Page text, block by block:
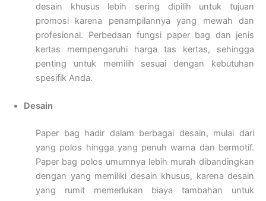
desain khusus lebih sering dipilih untuk tujuan
promosi karena penampilannya yang mewah dan
profesional. Perbedaan fungsi paper bag dan jenis
kertas mempengaruhi harga tas kertas, sehingga
penting untuk memilih sesuai dengan kebutuhan
spesifik Anda.
Desain
Paper bag hadir dalam berbagai desain, mulai dari
yang polos hingga yang penuh warna dan bermotif.
Paper bag polos umumnya lebih murah dibandingkan
dengan yang memiliki desain khusus, karena desain
yang rumit memerlukan biaya tambahan untuk